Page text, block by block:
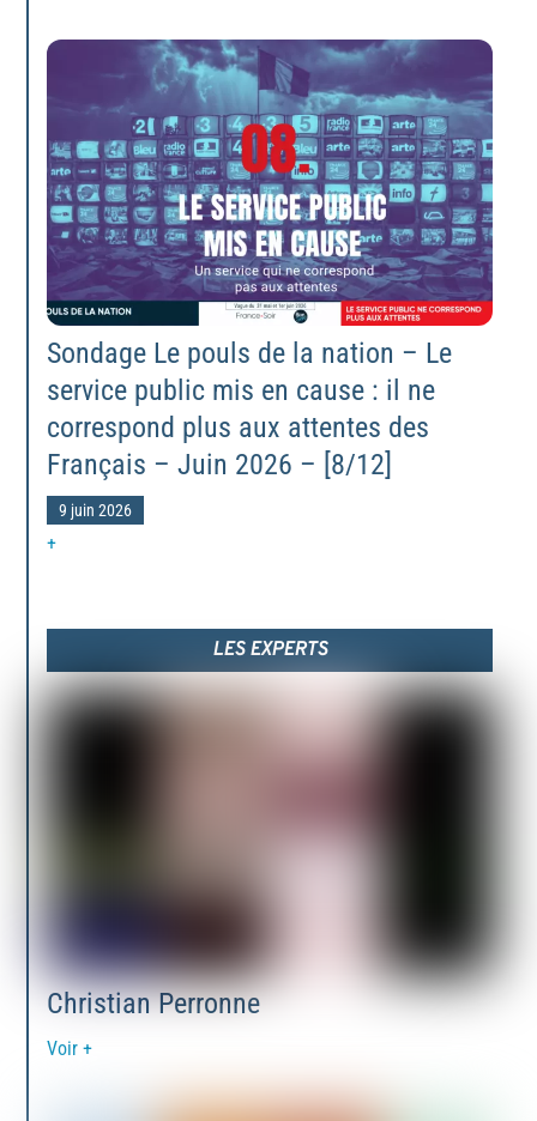
Sondage Le pouls de la nation – Le
service public mis en cause : il ne
correspond plus aux attentes des
Français – Juin 2026 – [8/12]
9 juin 2026
+
LES EXPERTS
Christian Perronne
Voir +